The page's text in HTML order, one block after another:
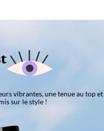
vibrantes, une tenue au top et
sur le style !